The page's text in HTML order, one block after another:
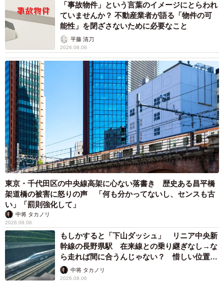
会で、クロアのブランドコンセプト、大人という生き方の
麻酔を味わってください」
…よろしくどうぞ！
【クロア公式サイト】 https://www.chroa.jp/
「事故物件」という言葉のイメージにとらわれ
ていませんか？ 不動産業者が語る「物件の可
能性」を閉ざさないために必要なこと
平藤 清刀
2026.08.06
東京・千代田区の中央線高架に心ない落書き 歴史ある昌平橋
架道橋の被害に怒りの声 「何も分かってないし、センスも古
い」「罰則強化して」
中将 タカノリ
2026.08.06
もしかすると「下山ダッシュ」 リニア中央新
幹線の長野県駅 在来線との乗り継ぎなし→な
ら走れば間に合うんじゃない？ 惜しい位置関
係が反響
中将 タカノリ
2026.08.06